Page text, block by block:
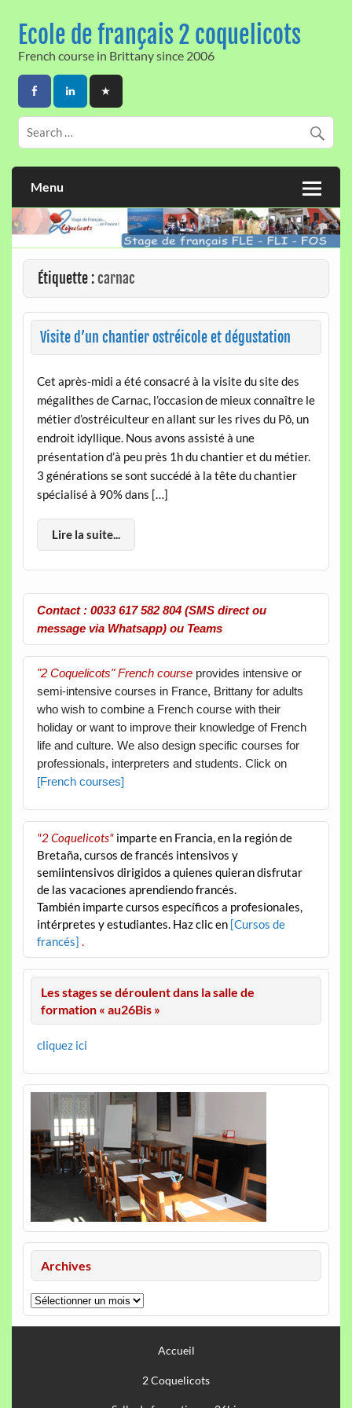
contentEcole de français 2 coquelicots
French course in Brittany since 2006
Menu
Étiquette :carnac
Visite d’un chantier ostréicole et dégustation
Cet après-midi a été consacré à la visite du site des
mégalithes de Carnac, l’occasion de mieux connaître le
métier d’ostréiculteur en allant sur les rives du Pô, un
endroit idyllique. Nous avons assisté à une
présentation d’à peu près 1h du chantier et du métier.
3 générations se sont succédé à la tête du chantier
spécialisé à 90% dans […]
Lire la suite...
Contact : 0033 617 582 804 (SMS direct ou
message via Whatsapp) ou Teams
"2 Coquelicots" French courseprovides intensive or
semi-intensive courses in France, Brittany for adults
who wish to combine a French course with their
holiday or want to improve their knowledge of French
life and culture. We also design specific courses for
professionals, interpreters and students. Click on
[French courses]
"2 Coquelicots"imparte en Francia, en la región de
Bretaña, cursos de francés intensivos y
semiintensivos dirigidos a quienes quieran disfrutar
de las vacaciones aprendiendo francés.
También imparte cursos específicos a profesionales,
intérpretes y estudiantes. Haz clic en [Cursos de
francés] .
Les stages se déroulent dans la salle de
formation « au26Bis »
cliquez ici
Archives
Archives
Accueil
2 Coquelicots